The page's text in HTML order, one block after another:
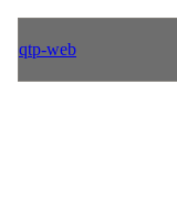
qtp-web